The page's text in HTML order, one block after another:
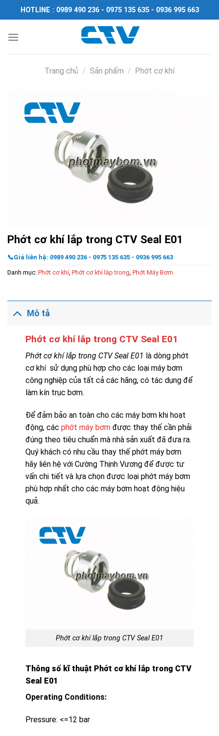
Chuyển
đến
dung
HOTLINE : 0989 490 236 - 0975 135 635 - 0936 995 663
Trang chủ / Sản phẩm / Phớt cơ khí
Phớt cơ khí lắp trong CTV Seal E01
📞Giá liên hệ: 0989 490 236 - 0975 135 635 - 0936 995 663
Danh mục: Phớt cơ khí Phớt cơ khí lắp trong Phớt Máy Bơm
Mô tả
Phớt cơ khí lắp trong CTV Seal E01
Phớt cơ khí lắp trong CTV Seal E01 là dòng phớt
cơ khí sử dụng phù hợp cho các loại máy bơm
công nghiệp của tất cả các hãng, có tác dụng để
làm kín trục bơm.
Để đảm bảo an toàn cho các máy bơm khi hoạt
động, các phớt máy bơmđược thay thế cần phải
đúng theo tiêu chuẩn mà nhà sản xuất đã đưa ra.
Quý khách có nhu cầu thay thế phớt máy bơm
hãy liên hệ với Cường Thịnh Vương để được tư
vấn chi tiết và lựa chọn được loại phớt máy bơm
phù hợp nhất cho các máy bơm hoạt động hiệu
quả.
Phớt cơ khí lắp trong CTV Seal E01
Thông số kĩ thuật Phớt cơ khí lắp trong CTV
Seal E01
Operating Conditions:
Pressure: <=12 bar